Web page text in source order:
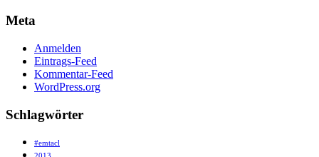
Meta
Anmelden
Eintrags-Feed
Kommentar-Feed
WordPress.org
Schlagwörter
#emtacl